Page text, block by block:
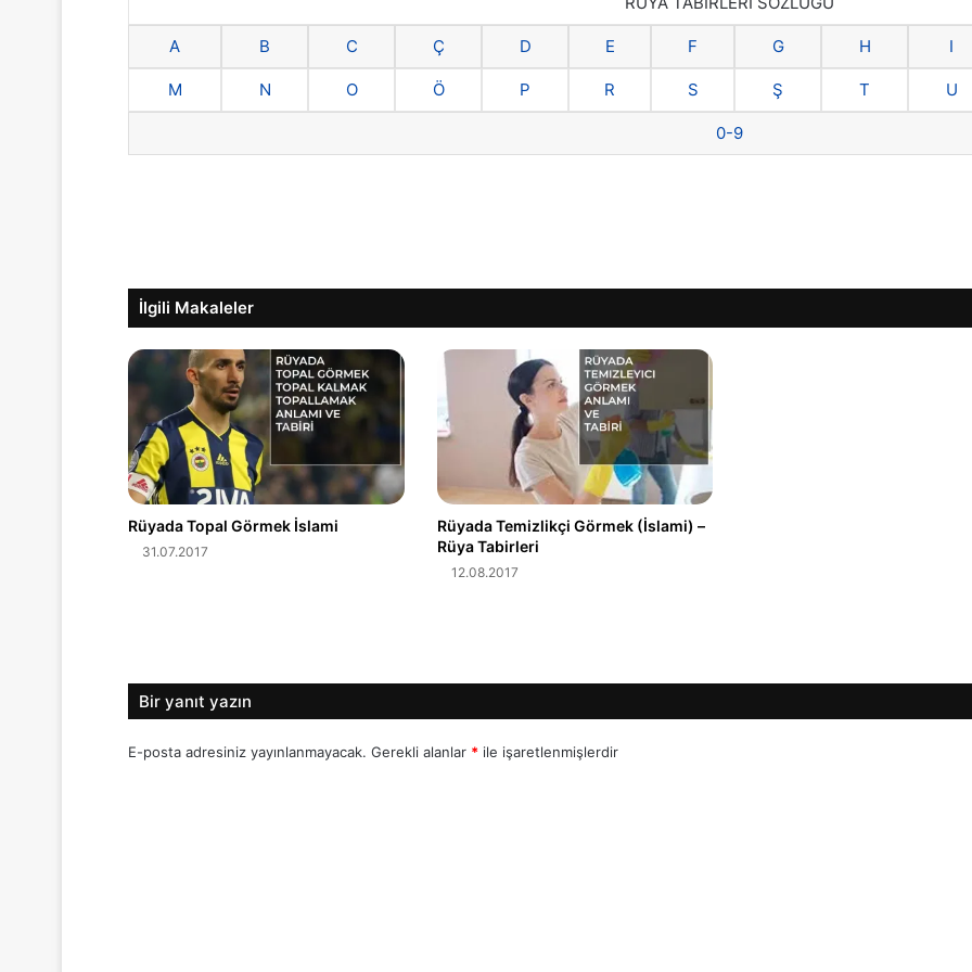
A B C Ç D E F G H I
M N O Ö P R S Ş T U
0-9
İlgili Makaleler
Rüyada Topal Görmek İslami
31.07.2017
Rüyada Temizlikçi Görmek (İslami) –
Rüya Tabirleri
12.08.2017
Bir yanıt yazın
E-posta adresiniz yayınlanmayacak. Gerekli alanlar * ile işaretlenmişlerdir